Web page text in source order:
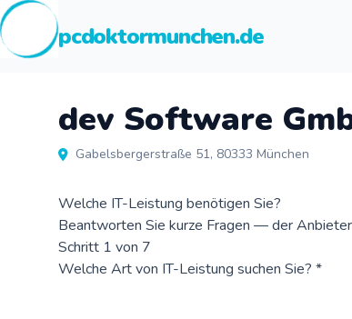
pcdoktormunchen.de
dev Software
Gabelsbergerstraße 51, 80333 München
Welche IT-Leistung benötigen Sie?
Beantworten Sie kurze Fragen — der
Schritt 1 von 7
Welche Art von IT-Leistung suchen Sie? *